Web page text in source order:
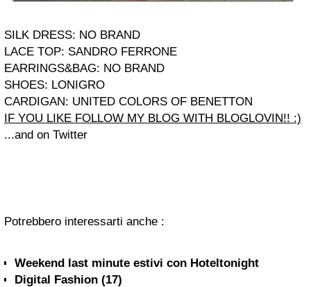
SILK DRESS: NO BRAND
LACE TOP: SANDRO FERRONE
EARRINGS&BAG: NO BRAND
SHOES: LONIGRO
CARDIGAN: UNITED COLORS OF BENETTON
IF YOU LIKE FOLLOW MY BLOG WITH BLOGLOVIN!! :)
...and on Twitter
Potrebbero interessarti anche :
Weekend last minute estivi con Hoteltonight
Digital Fashion (17)